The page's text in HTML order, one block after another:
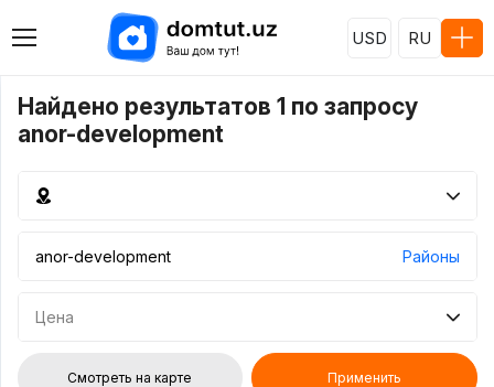
USD RU
Найдено результатов 1 по запросу
anor-development
Районы
Цена
Смотреть на карте Применить